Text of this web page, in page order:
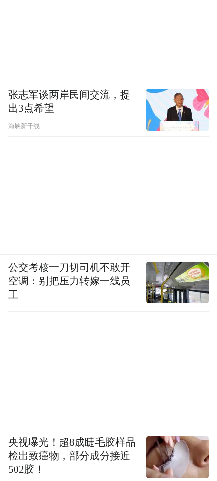
张志军谈两岸民间交流，提
出3点希望
海峡新干线
公交考核一刀切司机不敢开
空调：别把压力转嫁一线员
工
央视曝光！超8成睫毛胶样品
检出致癌物，部分成分接近
502胶！